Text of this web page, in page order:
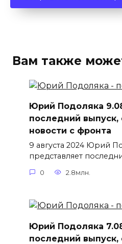
Вам также
Юрий Подоляка
последний выпуск,
новости с фронта
9 августа 2024 Юрий
представляет
0 2.8млн.
Юрий Подоляка
последний выпуск,